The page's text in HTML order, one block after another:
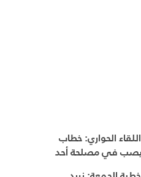
الحواري: خطاب
يصب في مصلحة أحد